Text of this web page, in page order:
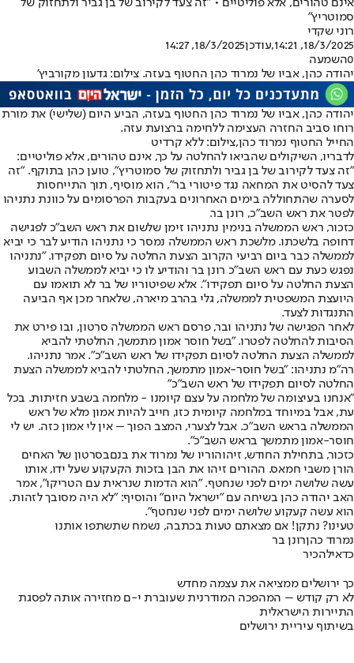
אינם טהורים, אלא פוליטיים • "זה צעד לקירוב של בן גביר ולתחזוק של
סמוטריץ"
רוני שקדי
18/3/2025, 14:21
,עודכן18/3/2025, 14:27
0השמעה
יהודה כהן, אביו של נמרוד כהן החטוף בעזה. צילום: גדעון מקורביץ'
יהודה כהן, אביו של נמרוד כהן החטוף בעזה, הביע היום (שלישי) את מורת
רוחו סביב החזרה העצימה ללחימה ברצועת עזה.
החייל החטוף נמרוד כהן,צילום: ללא קרדיט
לדבריו, השיקולים שהביאו להחלטה על כך, אינם טהורים, אלא פוליטיים:
"זה צעד לקירוב של בן גביר ולתחזוק של סמוטריץ", טוען כהן בתוקף. "זה
צעד להסיט את המחאה נגד פיטורי בר", הוא מוסיף, תוך התייחסות
לסערה שהתחוללה בימים האחרונים בעקבות הפרסומים על כוונת נתניהו
לפטר את ראש השב"כ, רונן בר.
כזכור, ראש הממשלה בנימין נתניהו זימן שלשום את ראש השב"כ לפגישה
דחופה בלשכתו. מלשכת ראש הממשלה נמסר כי נתניהו הודיע לבר כי יביא
לממשלה כבר ביום רביעי הקרוב הצעת החלטה על סיום תפקידו. "נתניהו
נפגש כעת עם ראש השב״כ רונן בר והודיע לו כי יביא לממשלה השבוע
הצעת החלטה על סיום תפקידו". אלא שפיטוריו של בר לא תואמו עם
היועצת המשפטית לממשלה, גלי בהרב מיארה, שלאחר מכן אף הביעה
התנגדות לצעד.
לאחר הפגישה של נתניהו ובר, פרסם ראש הממשלה סרטון, ובו פירט את
הסיבות להחלטה לפטרו. "בשל חוסר אמון מתמשך, החלטתי להביא
לממשלה הצעת החלטה לסיום תפקידו של ראש השב"כ". אמר נתניהו.
רה"מ נתניהו: "בשל חוסר-אמון מתמשך, החלטתי להביא לממשלה הצעת
החלטה לסיום תפקידו של ראש השב"כ"
"אנחנו בעיצומה של מלחמה על עצם קיומנו - מלחמה בשבע חזיתות. בכל
עת, אבל במיוחד במלחמה קיומית כזו, חייב להיות אמון מלא של ראש
הממשלה בראש השב"כ. אבל לצערי, המצב הפוך – אין לי אמון כזה. יש לי
חוסר-אמון מתמשך בראש השב"כ".
כזכור, בתחילת החודש, זיהוהוריו של נמרוד את בנםבסרטון של האחים
הורן משבי חמאס. ההורים זיהו את הבן בזכות הקעקוע שעל ידו, אותו
עשה שלושה ימים לפני שנחטף. "הוא הדמות שנראית עם הטריקו", אמר
האב יהודה כהן בשיחה עם "ישראל היום" והוסיף: "לא היה מסובך לזהות.
הוא עשה קעקוע שלושה ימים לפני שנחטף".
טעינו? נתקן! אם מצאתם טעות בכתבה, נשמח שתשתפו אותנו
נמרוד כהןרונן בר
כדאילהכיר
כך ירושלים ממציאה את עצמה מחדש
לא רק קודש – המהפכה המודרנית שעוברת י-ם מחזירה אותה לפסגת
התיירות הישראלית
בשיתוף עיריית ירושלים